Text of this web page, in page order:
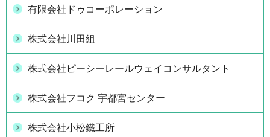
有限会社ドゥコーポレーション
株式会社川田組
株式会社ピーシーレールウェイコンサルタント
株式会社フコク 宇都宮センター
株式会社小松鐵工所